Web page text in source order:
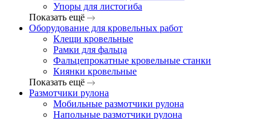
Упоры для листогиба
Показать ещё
Оборудование для кровельных работ
Клещи кровельные
Рамки для фальца
Фальцепрокатные кровельные станки
Киянки кровельные
Показать ещё
Размотчики рулона
Мобильные размотчики рулона
Напольные размотчики рулона